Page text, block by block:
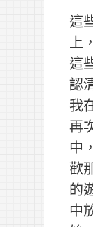
這
上
這
認
我
再
中
歡
的
中